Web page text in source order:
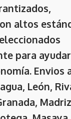
altos
para
Envios
León,